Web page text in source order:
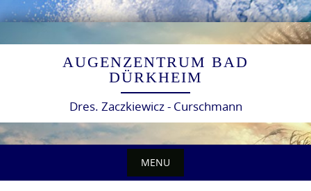
Skip
to
content
AUGENZENTRUM BAD
DÜRKHEIM
Dres. Zaczkiewicz - Curschmann
MENU